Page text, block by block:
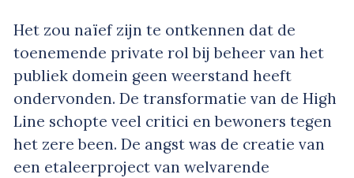
Het zou naïef zijn te ontkennen dat de
toenemende private rol bij beheer van het
publiek domein geen weerstand heeft
ondervonden. De transformatie van de High
Line schopte veel critici en bewoners tegen
het zere been. De angst was de creatie van
een etaleerproject van welvarende